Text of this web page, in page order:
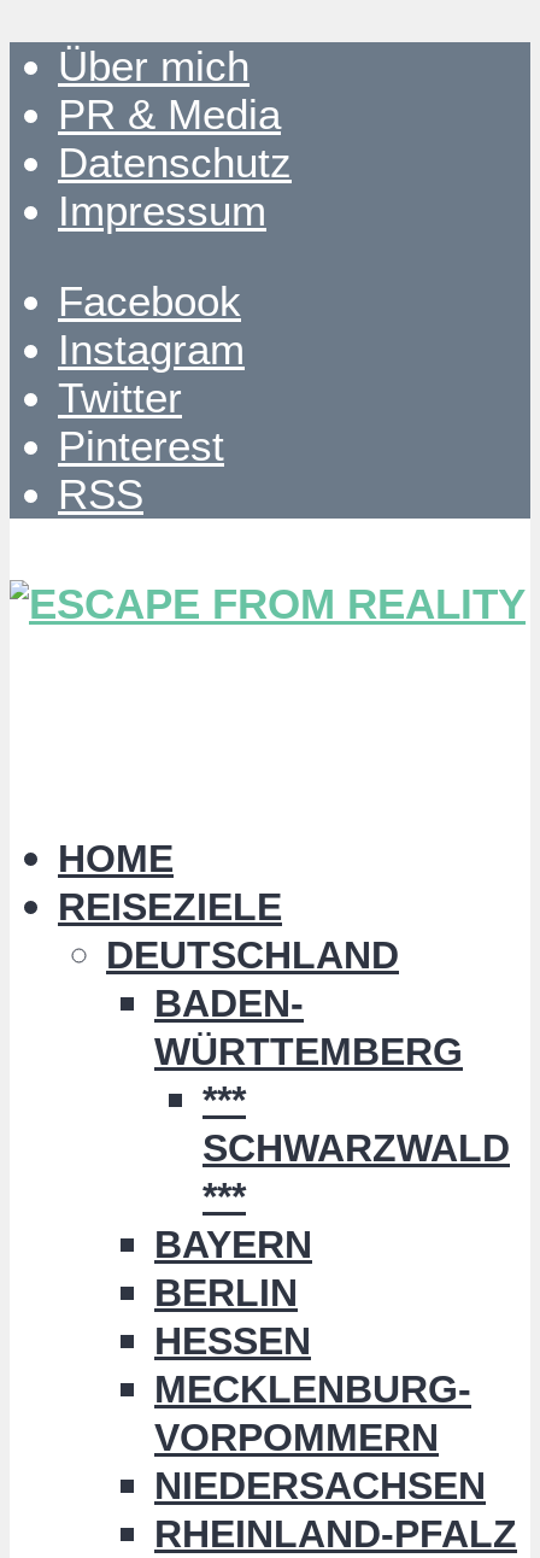
Über mich
PR & Media
Datenschutz
Impressum
Facebook
Instagram
Twitter
Pinterest
RSS
HOME
REISEZIELE
DEUTSCHLAND
BADEN-
WÜRTTEMBERG
***
SCHWARZWALD
***
BAYERN
BERLIN
HESSEN
MECKLENBURG-
VORPOMMERN
NIEDERSACHSEN
RHEINLAND-PFALZ